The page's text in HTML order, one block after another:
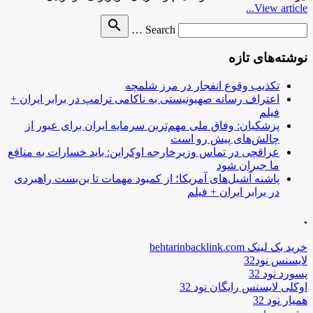
View article...
Search …
search
نوشته‌های تازه
تکذیب وقوع انفجار در مرز شلمچه
اعتراف رسانه صهیونیستی به ناکامی ترامپ در برابر ایران +
فیلم
پزشکیان: وفاق ملی مهم‌ترین سرمایه ایران برای عبور از
چالش‌های پیش رو است
عراقچی در تماس وزیرخارجه اوکراین: باید خسارات به منافع
ما جبران شود
پاشنه آشیل‌های آمریکا؛ از کمبود مهمات تا بن‌بست راهبردی
در برابر ایران + فیلم
.
خرید بک لینک behtarinbacklink.com
لایسنس نود32
پسورد نود 32
اوکلی لایسنس رایگان نود 32
همیار نود 32